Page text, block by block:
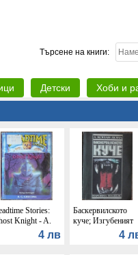
Търсене на книги:
Детски Хоби и
Stories:
Knight - A.
4 лв
Баскервилското
куче; Изгубеният
свят - Артър4